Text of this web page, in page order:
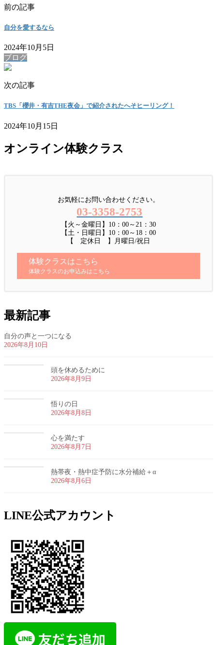
前の記事
自分を愛するなら
2024年10月5日
ブログ
次の記事
TBS「櫻井・有吉THE夜会」で紹介されたへそヒーリング！
2024年10月15日
オンライン体験クラス
お気軽にお問い合わせください。
03-3358-2753
【火～金曜日】10：00～21：30
【土・日曜日】10：00～18：00
【 定休日 】月曜日/祝日
体験クラスはこちら
体験クラスのお申込みはこちら
最新記事
自分の声と一つになる
2026年8月10日
頭を休めるために
2026年8月9日
悟りの日
2026年8月8日
心を満たす
2026年8月7日
熱帯夜・熱中症予防に水分補給＋α
2026年8月6日
LINE公式アカウント